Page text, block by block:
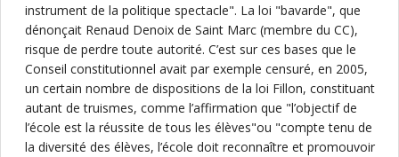
instrument de la politique spectacle". La loi "bavarde", que
dénonçait Renaud Denoix de Saint Marc (membre du CC),
risque de perdre toute autorité. C’est sur ces bases que le
Conseil constitutionnel avait par exemple censuré, en 2005,
un certain nombre de dispositions de la loi Fillon, constituant
autant de truismes, comme l’affirmation que "l’objectif de
l’école est la réussite de tous les élèves"ou "compte tenu de
la diversité des élèves, l’école doit reconnaître et promouvoir